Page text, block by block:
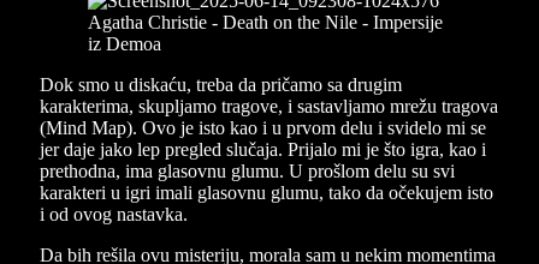
Dok smo u diskaću, treba da pričamo sa drugim
karakterima, skupljamo tragove, i sastavljamo mrežu tragova
(Mind Map). Ovo je isto kao i u prvom delu i svidelo mi se
jer daje jako lep pregled slučaja. Prijalo mi je što igra, kao i
prethodna, ima glasovnu glumu. U prošlom delu su svi
karakteri u igri imali glasovnu glumu, tako da očekujem isto
i od ovog nastavka.
Da bih rešila ovu misteriju, morala sam u nekim momentima